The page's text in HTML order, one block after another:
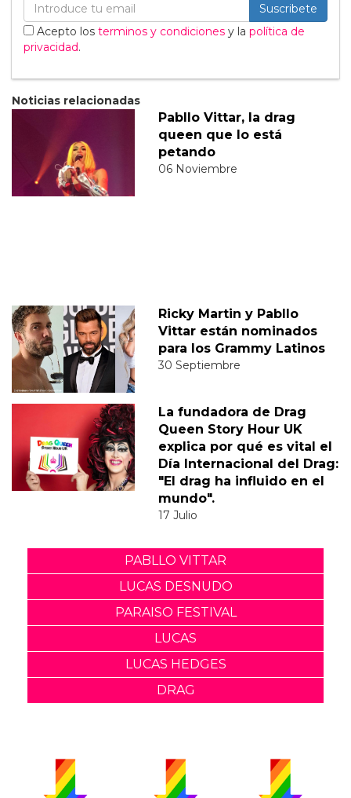
Suscribete
Acepto los terminos y condiciones y la política de
privacidad.
Noticias relacionadas
Pabllo Vittar, la drag
queen que lo está
petando
06 Noviembre
Ricky Martin y Pabllo
Vittar están nominados
para los Grammy Latinos
30 Septiembre
La fundadora de Drag
Queen Story Hour UK
explica por qué es vital el
Día Internacional del Drag:
"El drag ha influido en el
mundo".
17 Julio
PABLLO VITTAR
LUCAS DESNUDO
PARAISO FESTIVAL
LUCAS
LUCAS HEDGES
DRAG